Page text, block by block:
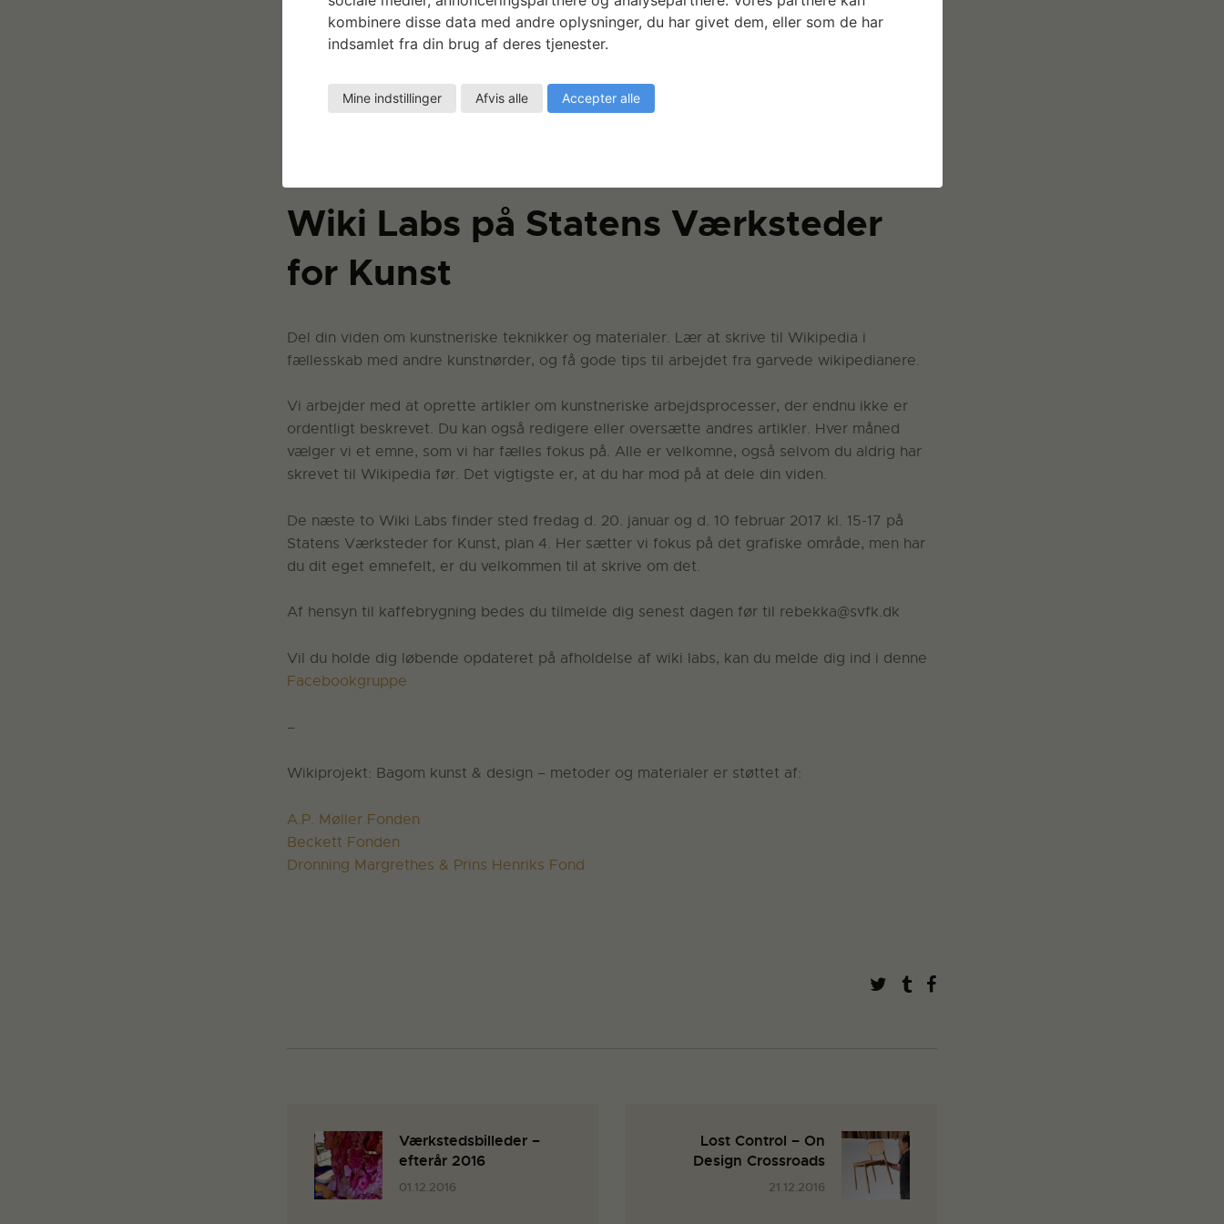
kunsthåndværk, og for det andet den stadigt voksende gruppe af kunst- og
kulturinteresserede borgere.
Wikipedia er et open source online opslagsværk, som alle kan være med til at redigere. Har
du lyst til at bidrage, kan du deltage i forårets række af Wiki Labs – workshops af to timers
Wiki Labs på Statens Værksteder
for Kunst
Del din viden om kunstneriske teknikker og materialer. Lær at skrive til Wikipedia i
fællesskab med andre kunstnørder, og få gode tips til arbejdet fra garvede wikipedianere.
Vi arbejder med at oprette artikler om kunstneriske arbejdsprocesser, der endnu ikke er
ordentligt beskrevet. Du kan også redigere eller oversætte andres artikler. Hver måned
vælger vi et emne, som vi har fælles fokus på. Alle er velkomne, også selvom du aldrig har
skrevet til Wikipedia før. Det vigtigste er, at du har mod på at dele din viden.
De næste to Wiki Labs finder sted fredag d. 20. januar og d. 10 februar 2017 kl. 15-17 på
Statens Værksteder for Kunst, plan 4. Her sætter vi fokus på det grafiske område, men har
du dit eget emnefelt, er du velkommen til at skrive om det.
Af hensyn til kaffebrygning bedes du tilmelde dig senest dagen før til rebekka@svfk.dk
Vil du holde dig løbende opdateret på afholdelse af wiki labs, kan du melde dig ind i denne
Facebookgruppe
–
Wikiprojekt: Bagom kunst & design – metoder og materialer er støttet af:
A.P. Møller Fonden
Beckett Fonden
Dronning Margrethes & Prins Henriks Fond
Værkstedsbilleder –
efterår 2016
01.12.2016
Lost Control – On
Design Crossroads
21.12.2016
kombinere disse data med andre oplysninger, du har givet dem, eller som de har
indsamlet fra din brug af deres tjenester.
Mine indstillinger Afvis alle Accepter alle